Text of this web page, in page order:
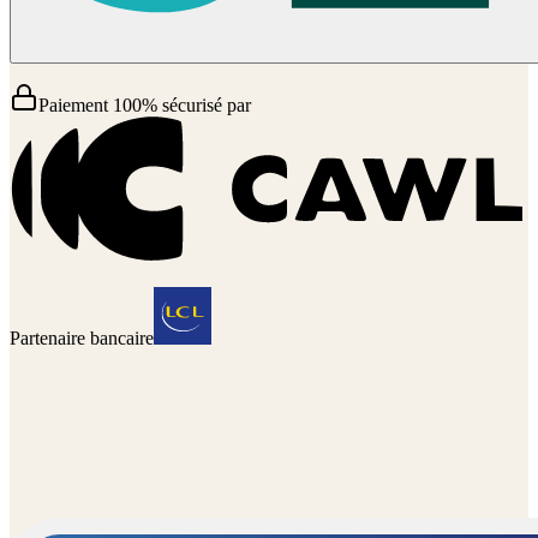
Paiement 100% sécurisé par
Partenaire bancaire